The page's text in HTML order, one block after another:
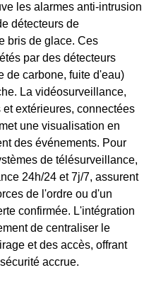
les alarmes anti-intrusion
détecteurs de
bris de glace. Ces
par des détecteurs
de carbone, fuite d'eau)
La vidéosurveillance,
extérieures, connectées
une visualisation en
des événements. Pour
de télésurveillance,
24h/24 et 7j/7, assurent
de l'ordre ou d'un
confirmée. L'intégration
de centraliser le
et des accès, offrant
accrue.